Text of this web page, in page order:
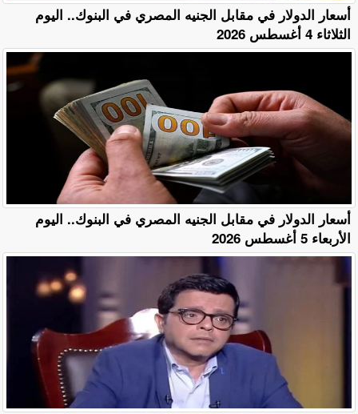
أسعار الدولار في مقابل الجنيه المصري في البنوك.. اليوم
الثلاثاء 4 أغسطس 2026
أسعار الدولار في مقابل الجنيه المصري في البنوك.. اليوم
الأربعاء 5 أغسطس 2026